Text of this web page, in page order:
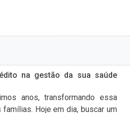
na gestão da sua saúde
anos, transformando essa
Hoje em dia, buscar um